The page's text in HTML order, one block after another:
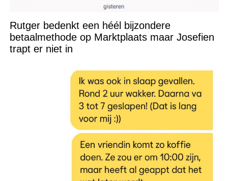
Rutger bedenkt een héél bijzondere
betaalmethode op Marktplaats maar Josefien
trapt er niet in